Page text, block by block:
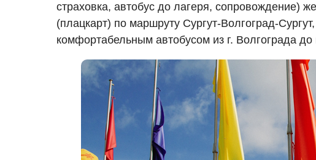
страховка, автобус до лагеря, сопровождение)
(плацкарт) по маршруту Сургут-Волгоград-
комфортабельным автобусом из г. Волгограда